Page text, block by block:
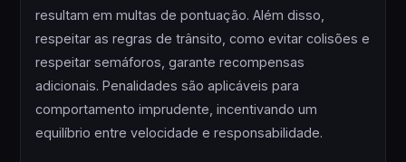
resultam em multas de pontuação. Além disso,
respeitar as regras de trânsito, como evitar colisões e
respeitar semáforos, garante recompensas
adicionais. Penalidades são aplicáveis para
comportamento imprudente, incentivando um
equilíbrio entre velocidade e responsabilidade.